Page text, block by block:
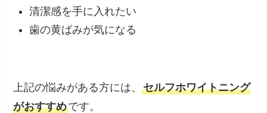
清潔感を手に入れたい
歯の黄ばみが気になる
上記の悩みがある方には、セルフホワイトニング
がおすすめです。